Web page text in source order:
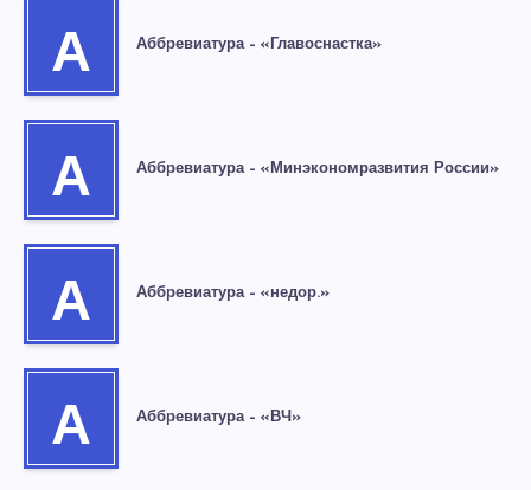
А Аббревиатура – «Главоснастка»
А Аббревиатура – «Минэкономразвития России»
А Аббревиатура – «недор.»
А Аббревиатура – «ВЧ»